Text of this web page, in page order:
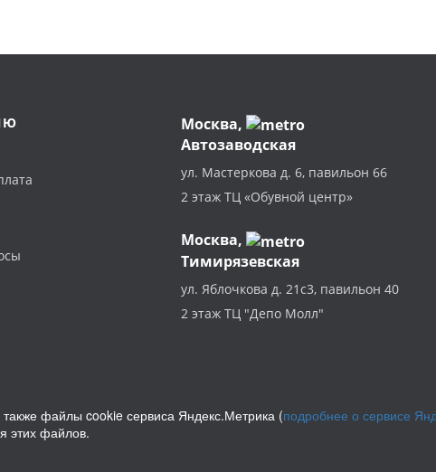
Москва,
Автозаводская
ул. Мастеркова д. 6, павильон 66
2 этаж ТЦ «Обувной центр»
Москва,
Тимирязевская
ул. Яблочкова д. 21с3, павильон 40
2 этаж ТЦ "Депо Молл"
также файлы cookie сервиса Яндекс.Метрика (подробнее о сервисе
этих файлов.